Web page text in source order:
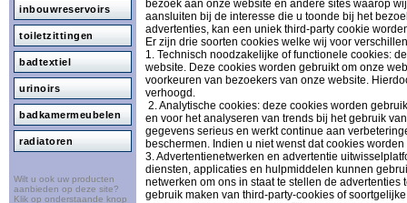
inbouwreservoirs
toiletzittingen
badtextiel
urinoirs
badkamermeubelen
radiatoren
Wilt u ook uw producten
aanbieden op deze site?
Klik op onderstaande knop
bezoek aan onze website en andere sites waarop
aansluiten bij de interesse die u toonde bij het
advertenties, kan een uniek third-party cookie
Er zijn drie soorten cookies welke wij voor
1. Technisch noodzakelijke of functionele cookies:
website. Deze cookies worden gebruikt om onze
voorkeuren van bezoekers van onze website.
verhoogd.
2. Analytische cookies: deze cookies worden
en voor het analyseren van trends bij het gebruik
gegevens serieus en werkt continue aan
beschermen. Indien u niet wenst dat cookies
3. Advertentienetwerken en advertentie
diensten, applicaties en hulpmiddelen kunnen
netwerken om ons in staat te stellen de
gebruik maken van third-party-cookies of